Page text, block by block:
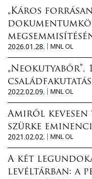
„Káros
2026.01.28.
MNL OL
„Neokutyabőr”.
2022.02.09.
MNL OL
Amiről kevesen
szürke
2021.02.02.
MNL OL
A két
levéltárban: a